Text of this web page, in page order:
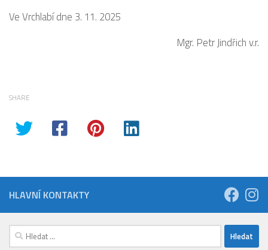
Ve Vrchlabí dne 3. 11. 2025
Mgr. Petr Jindřich v.r.
SHARE
HLAVNÍ KONTAKTY
Vyhledávání